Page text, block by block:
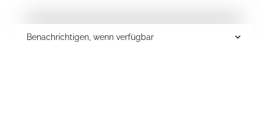
Benachrichtigen, wenn verfügbar